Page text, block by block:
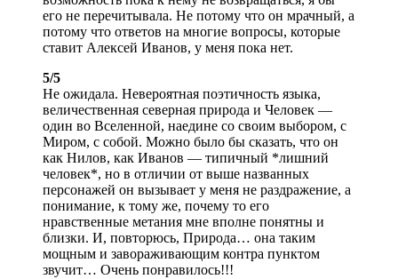
его не перечитывала. Не потому что он мрачный, а
потому что ответов на многие вопросы, которые
ставит Алексей Иванов, у меня пока нет.
5/5
Не ожидала. Невероятная поэтичность языка,
величественная северная природа и Человек —
один во Вселенной, наедине со своим выбором, с
Миром, с собой. Можно было бы сказать, что он
как Нилов, как Иванов — типичный *лишний
человек*, но в отличии от выше названных
персонажей он вызывает у меня не раздражение, а
понимание, к тому же, почему то его
нравственные метания мне вполне понятны и
близки. И, повторюсь, Природа… она таким
мощным и завораживающим контра пунктом
звучит… Очень понравилось!!!